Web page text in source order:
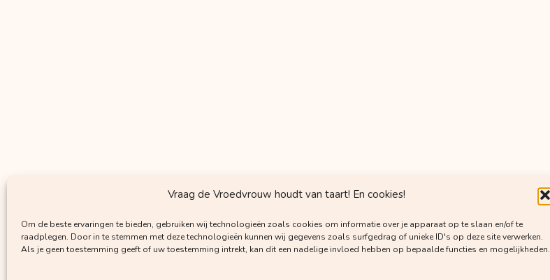
Vraag de Vroedvrouw houdt van taart! En cookies!
Om de beste ervaringen te bieden, gebruiken wij technologieën zoals cookies om informatie over je apparaat op te slaan en/of te
raadplegen. Door in te stemmen met deze technologieën kunnen wij gegevens zoals surfgedrag of unieke ID's op deze site verwerken.
Als je geen toestemming geeft of uw toestemming intrekt, kan dit een nadelige invloed hebben op bepaalde functies en mogelijkheden.